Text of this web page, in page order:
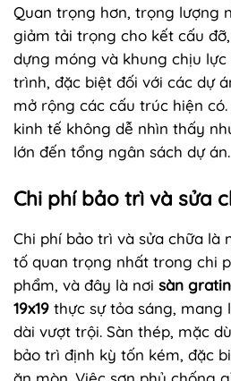
Quan trọng hơn, trọng lượng
giảm tải trọng cho kết cấu
dựng móng và khung chịu
trình, đặc biệt đối với các dự
mở rộng các cấu trúc hiện
kinh tế không dễ nhìn thấy
lớn đến tổng ngân sách dự án.
Chi phí bảo trì và sửa
Chi phí bảo trì và sửa chữa là
tố quan trọng nhất trong chi
phẩm, và đây là nơi sàn
19x19 thực sự tỏa sáng, mang
dài vượt trội. Sàn thép, mặc
bảo trì định kỳ tốn kém, đặc